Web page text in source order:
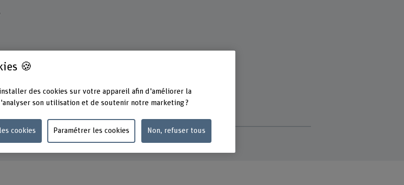
🍪
des cookies sur votre appareil afin d'améliorer la
son utilisation et de soutenir notre marketing ?
cookies Paramétrer les cookies Non, refuser tous